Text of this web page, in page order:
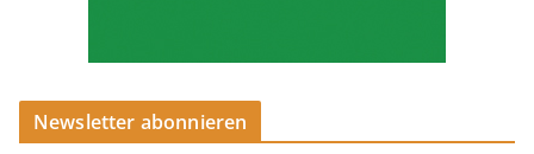
Newsletter abonnieren